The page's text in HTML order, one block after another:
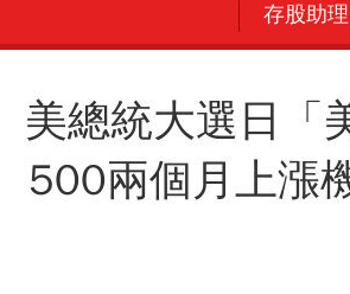
存股助理
美總統大選日「
500兩個月上漲